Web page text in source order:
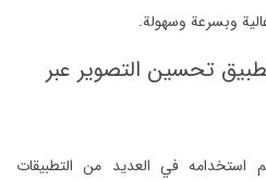
وبسرعة وسهولة.
تحسين التصوير عبر
استخدامه في العديد من التطبيقات